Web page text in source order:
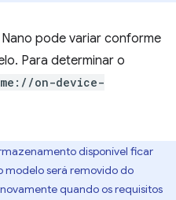
pode variar conforme
Para determinar o
on-device-
disponível ficar
modelo será removido do
quando os requisitos